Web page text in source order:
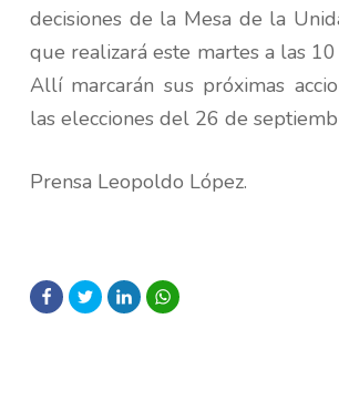
decisiones de la Mesa de la
que realizará este martes a las
Allí marcarán sus próximas
las elecciones del 26 de
Prensa Leopoldo López.